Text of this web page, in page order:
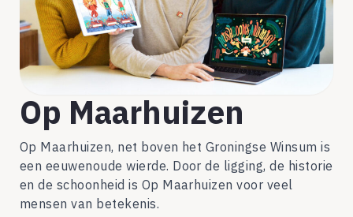
Op Maarhuizen
Op Maarhuizen, net boven het Groningse Winsum is
een eeuwenoude wierde. Door de ligging, de historie
en de schoonheid is Op Maarhuizen voor veel
mensen van betekenis.